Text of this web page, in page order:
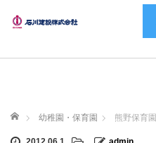
ホーム 幼稚園・保育園 熊野保育園